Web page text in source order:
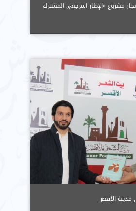
مشروع «الإطار المرجعي المشترك
الأقصر